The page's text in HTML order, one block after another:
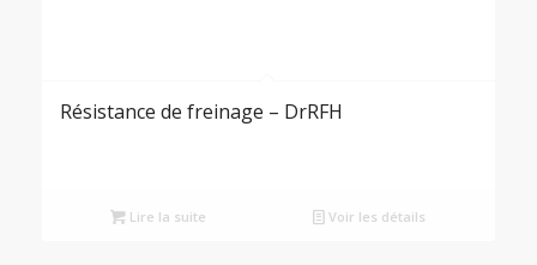
Résistance de freinage – DrRFH
Lire la suite Voir les détails